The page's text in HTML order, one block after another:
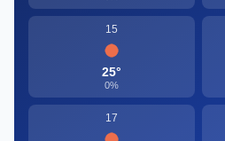
15
25°
0%
17